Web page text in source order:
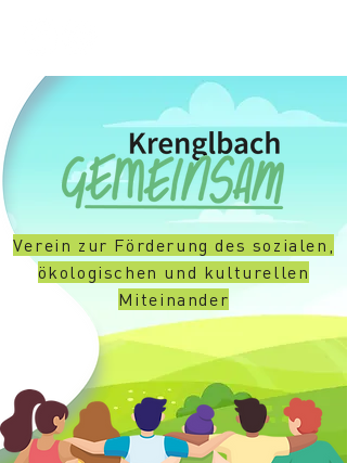
Verein zur Förderung des sozialen,
ökologischen und kulturellen
Miteinander